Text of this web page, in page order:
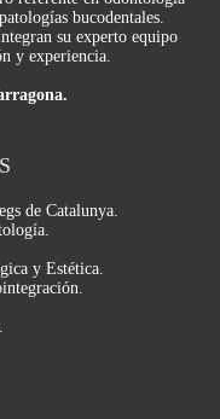
bucodentales.
su experto equipo
y experiencia.
de Catalunya.
y Estética.